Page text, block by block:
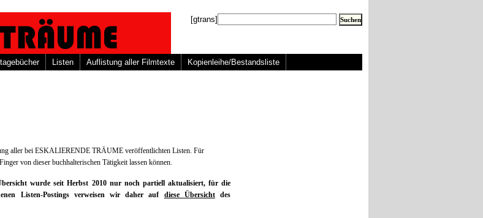
[gtrans]
Listen Auflistung aller Filmtexte Kopienleihe/Bestandsliste
aller bei ESKALIERENDE TRÄUME veröffentlichten Listen. Für
von dieser buchhalterischen Tätigkeit lassen können.
wurde seit Herbst 2010 nur noch partiell aktualisiert, für die
Listen-Postings verweisen wir daher auf diese Übersichtdes